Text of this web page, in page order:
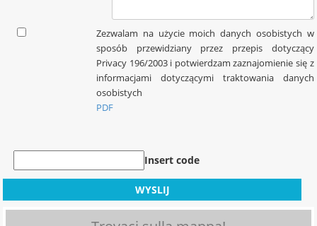
Zezwalam na użycie moich danych osobistych w
sposób przewidziany przez przepis dotyczący
Privacy 196/2003 i potwierdzam zaznajomienie się z
informacjami dotyczącymi traktowania danych
osobistych
PDF
Insert code